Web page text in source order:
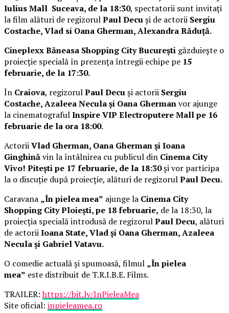
Iulius Mall Suceava, de la 18:30, spectatorii sunt invitați
la film alături de regizorulPaul Decuși de actorii Sergiu
Costache, Vlad si Oana Gherman, Alexandra Răduță.
Cineplexx Băneasa Shopping City București găzduiește o
proiecție specială în prezența întregii echipe pe 15
februarie, de la 17:30.
În Craiova, regizorulPaul Decuși actorii Sergiu
Costache, Azaleea Necula și Oana Ghermanvor ajunge
la cinematografulInspire VIP Electroputere Mall pe 16
februarie de la ora 18:00.
ActoriiVlad Gherman, Oana Gherman și Ioana
Ginghinăvin la întâlnirea cu publicul din Cinema City
Vivo! Pitești pe 17 februarie, de la 18:30și vor participa
la o discuție după proiecție, alături de regizorulPaul Decu.
Caravana „În pielea mea” ajunge la Cinema City
Shopping City Ploiești, pe 18 februarie, de la 18:30, la
proiecția specială introdusă de regizorulPaul Decu, alături
de actoriiIoana State, Vlad și Oana Gherman, Azaleea
Necula și Gabriel Vatavu.
O comedie actuală și spumoasă, filmul „În pielea
mea” este distribuit de T.R.I.B.E. Films.
TRAILER:https://bit.ly/InPieleaMea
Site oficial: inpieleamea.ro